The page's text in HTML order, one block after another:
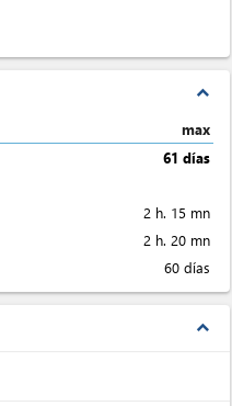
expand_less
max
61 días
2 h. 15 mn
2 h. 20 mn
60 días
expand_less